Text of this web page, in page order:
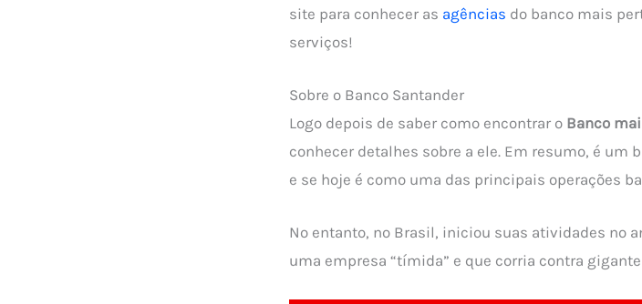
site para conhecer as agências do banco mais
serviços!
Sobre o Banco Santander
Logo depois de saber como encontrar o Banco
conhecer detalhes sobre a ele. Em resumo, é um
e se hoje é como uma das principais operações
No entanto, no Brasil, iniciou suas atividades no
uma empresa “tímida” e que corria contra